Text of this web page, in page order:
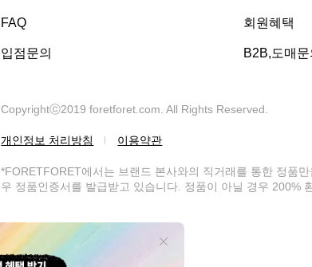
FAQ 회원혜택
입점문의 B2B,도매문
Copyrightⓒ2019 foretforet.com. All Rights Reserved.
개인정보 처리방침 이용약관
*FORETFORET에서는 브랜드 본사와의 직거래를 통한 정품
우 정품인증서를 발급받고 있습니다. 정품이 아닐 경우 200%